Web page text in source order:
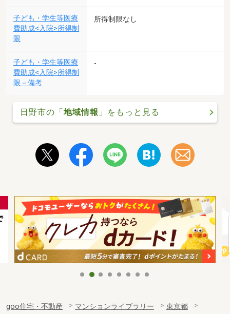
子ども・学生等医療
費助成<入院>所得制
限
所得制限なし
子ども・学生等医療
費助成<入院>所得制
限－備考
-
日野市の「地域情報 」をもっと見る
goo住宅・不動産 マンションライブラリー
東京都